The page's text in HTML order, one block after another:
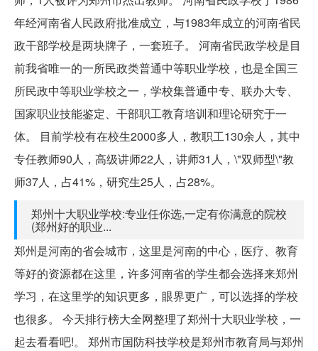
年经河南省人民政府批准成立，与1983年成立的河南省民
政干部学校是两块牌子，一套班子。 河南省民政学校是目
前我省唯一的一所民政类普通中等职业学校，也是全国三
所民政中等职业学校之一，学校集普通中专、联办大专、
国家职业技能鉴定、干部职工教育培训和理论研究于一
体。 目前学校有在校生2000多人，教职工130余人，其中
专任教师90人，高级讲师22人，讲师31人，\"双师型\"教
师37人，占41%，研究生25人，占28%。
郑州十大职业学校:专业任你选,一定有你满意的院校
(郑州好的职业...
郑州是河南的省会城市，这里是河南的中心，医疗、教育
等好的资源都在这里，许多河南省的学生都会选择来郑州
学习，在这里学的知识更多，眼界更广，可以选择的学校
也很多。 今天排行榜大全网整理了郑州十大职业学校，一
起去看看吧!。 郑州市国防科技学校是郑州市教育局与郑州